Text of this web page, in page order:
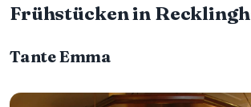
Frühstücken in
Tante Emma